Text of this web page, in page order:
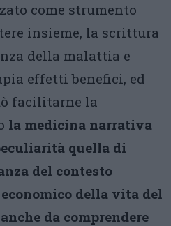
come strumento
insieme, la scrittura
della malattia e
effetti benefici, ed
facilitarne la
la medicina narrativa
quella di
del contesto
della vita del
da comprendere